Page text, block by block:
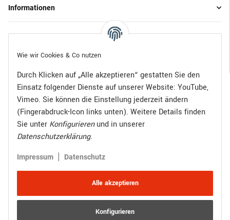
Alle akzeptieren
Konfigurieren
Wie wir Cookies & Co nutzen
Durch Klicken auf „Alle akzeptieren“ gestatten Sie den
Einsatz folgender Dienste auf unserer Website: YouTube,
Vimeo. Sie können die Einstellung jederzeit ändern
(Fingerabdruck-Icon links unten). Weitere Details finden
Sie unter Konfigurierenund in unserer
Datenschutzerklärung.
Impressum Datenschutz
Informationen
Gesetzliche Informationen
Bezahlen Sie bequem per:
Zugestellt durch:
Vertrag widerrufen